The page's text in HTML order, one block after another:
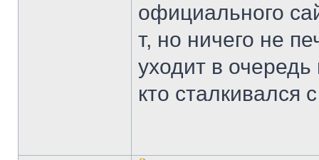
официального
т, но ничего не
уходит в
кто сталкивался